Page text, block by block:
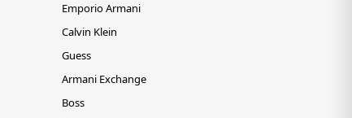
Emporio Armani
Calvin Klein
Guess
Armani Exchange
Boss